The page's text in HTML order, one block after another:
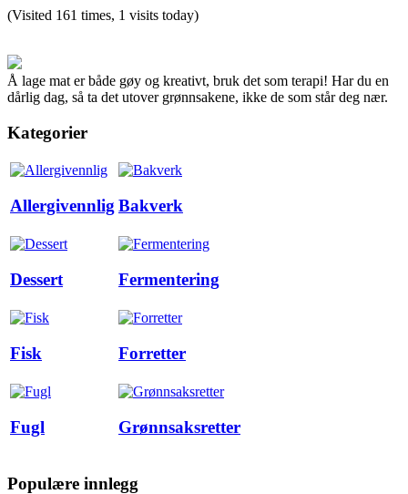
(Visited 161 times, 1 visits today)
Å lage mat er både gøy og kreativt, bruk det som terapi! Har du en
dårlig dag, så ta det utover grønnsakene, ikke de som står deg nær.
Kategorier
Allergivennlig Bakverk
Dessert Fermentering
Fisk Forretter
Fugl Grønnsaksretter
Populære innlegg